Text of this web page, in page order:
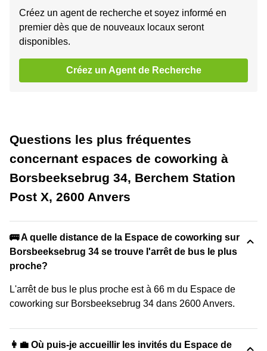
Créez un agent de recherche et soyez informé en
premier dès que de nouveaux locaux seront
disponibles.
Créez un Agent de Recherche
Questions les plus fréquentes
concernant espaces de coworking à
Borsbeeksebrug 34, Berchem Station
Post X, 2600 Anvers
🚌 A quelle distance de la Espace de coworking sur
Borsbeeksebrug 34 se trouve l'arrêt de bus le plus
proche?
L'arrêt de bus le plus proche est à 66 m du Espace de
coworking sur Borsbeeksebrug 34 dans 2600 Anvers.
👩‍💼 Où puis-je accueillir les invités du Espace de